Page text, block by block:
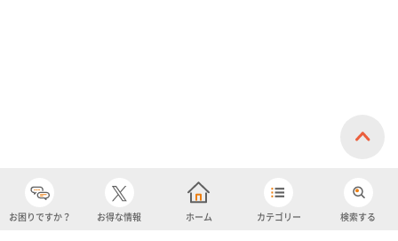
お困りですか？ お得な情報 ホーム カテゴリー 検索する